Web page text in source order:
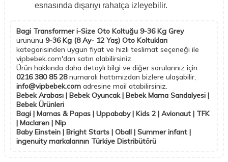
esnasında dışarıyı rahatça izleyebilir.
Bagi Transformer i-Size Oto Koltuğu 9-36 Kg Grey
ürününü 9-36 Kg (8 Ay- 12 Yaş) Oto Koltukları
kategorisinden uygun fiyat ve hızlı teslimat seçeneği ile
vipbebek.com'dan satın alabilirsiniz.
Ürün hakkında daha detaylı bilgi ve diğer sorularınız için
0216 380 85 28numaralı hattımızdan bizlere ulaşabilir,
info@vipbebek.com adresine mail atabilirsiniz.
Bebek Arabası | Bebek Oyuncak | Bebek Mama Sandalyesi |
Bebek Ürünleri
Bagi | Mamas & Papas | Uppababy | Kids 2 | Avionaut | TFK
| Maclaren | Nip
Baby Einstein | Bright Starts | Oball | Summer infant |
ingenuity markalarının Türkiye Distribütörü